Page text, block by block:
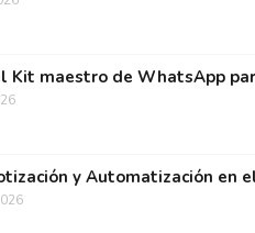
Kit maestro de WhatsApp
y Automatización en